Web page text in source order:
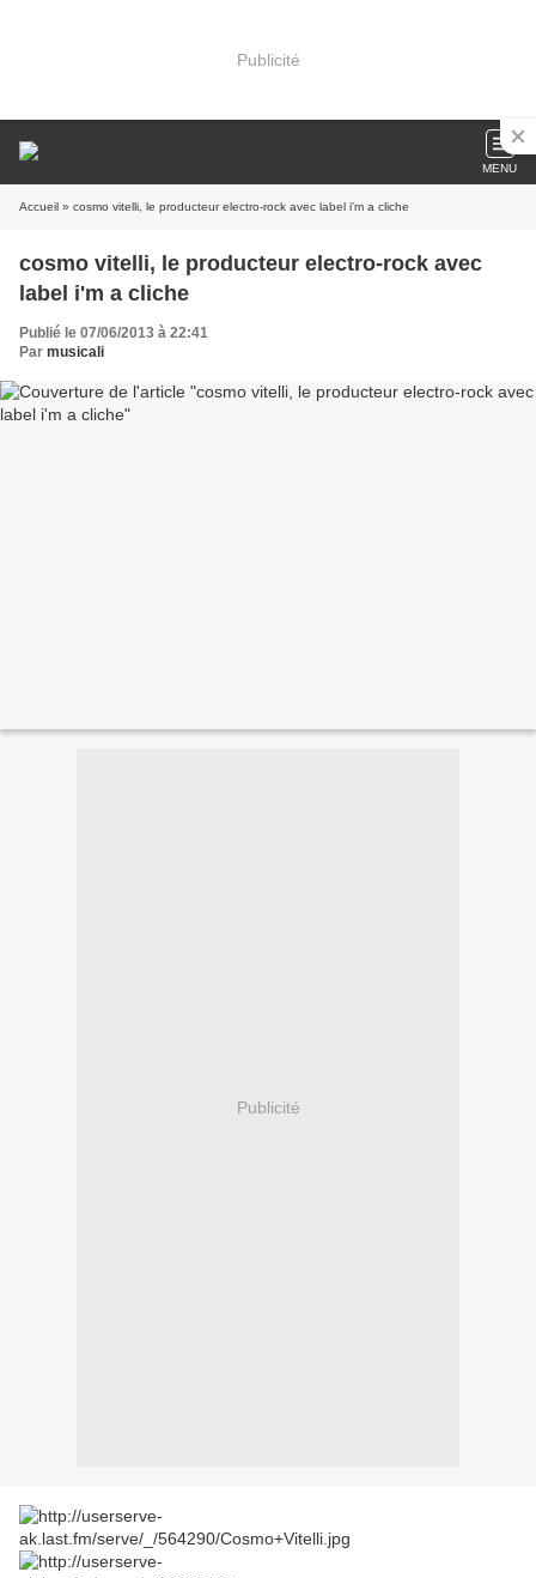
Publicité
MENU
Accueil » cosmo vitelli, le producteur electro-rock avec label i'm a cliche
cosmo vitelli, le producteur electro-rock avec
label i'm a cliche
Publié le 07/06/2013 à 22:41
Par musicali
Publicité